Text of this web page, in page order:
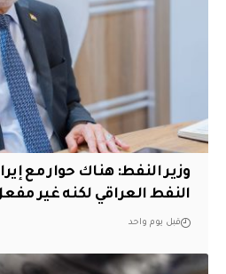
وزير النفط: هناك حوار مع
النفط العراقي لكنه غير
قبل يوم واحد